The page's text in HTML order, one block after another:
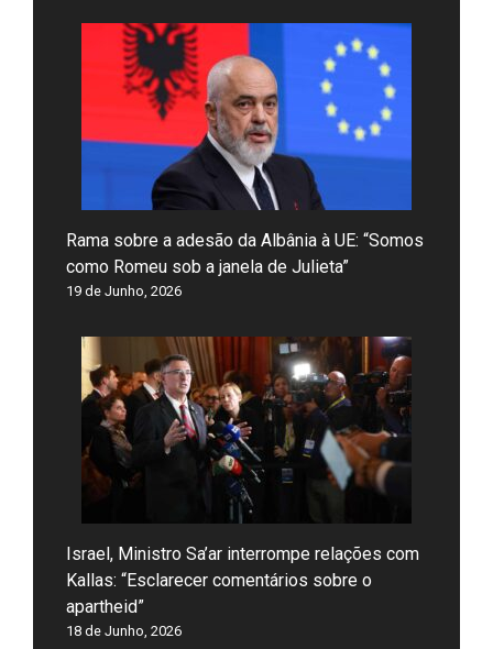
Rama sobre a adesão da Albânia à UE: “Somos
como Romeu sob a janela de Julieta”
19 de Junho, 2026
Israel, Ministro Sa’ar interrompe relações com
Kallas: “Esclarecer comentários sobre o
apartheid”
18 de Junho, 2026